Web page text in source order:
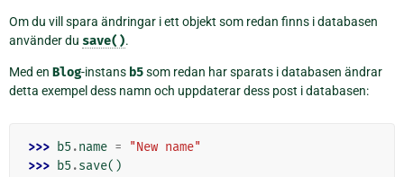
Om du vill spara ändringar i ett objekt som redan finns i databasen
använder du save().
Med en Blog-instans b5som redan har sparats i databasen ändrar
detta exempel dess namn och uppdaterar dess post i databasen:
>>> b5.name =
"New name"
>>> b5.save()